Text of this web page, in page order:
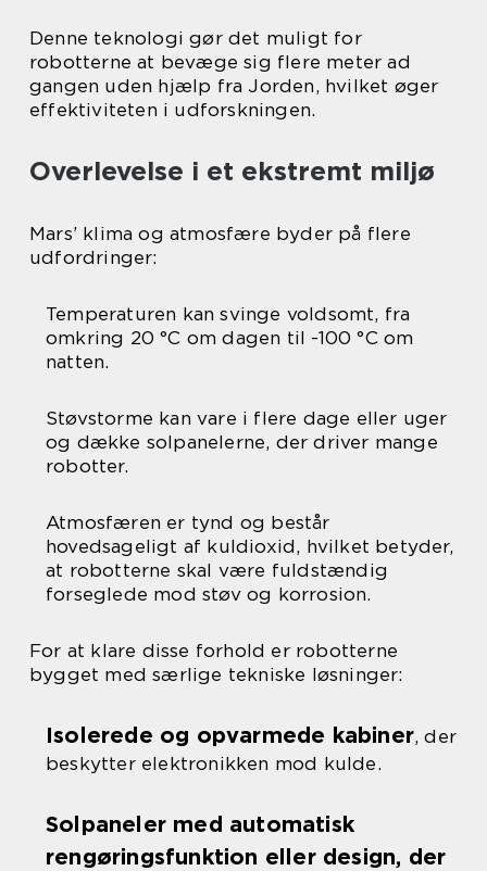
Denne teknologi gør det muligt for
robotterne at bevæge sig flere meter ad
gangen uden hjælp fra Jorden, hvilket øger
effektiviteten i udforskningen.
Overlevelse i et ekstremt miljø
Mars’ klima og atmosfære byder på flere
udfordringer:
Temperaturen kan svinge voldsomt, fra
omkring 20 °C om dagen til -100 °C om
natten.
Støvstorme kan vare i flere dage eller uger
og dække solpanelerne, der driver mange
robotter.
Atmosfæren er tynd og består
hovedsageligt af kuldioxid, hvilket betyder,
at robotterne skal være fuldstændig
forseglede mod støv og korrosion.
For at klare disse forhold er robotterne
bygget med særlige tekniske løsninger:
Isolerede og opvarmede kabiner, der
beskytter elektronikken mod kulde.
Solpaneler med automatisk
rengøringsfunktion eller design, der